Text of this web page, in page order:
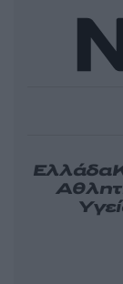
Ελλάδα